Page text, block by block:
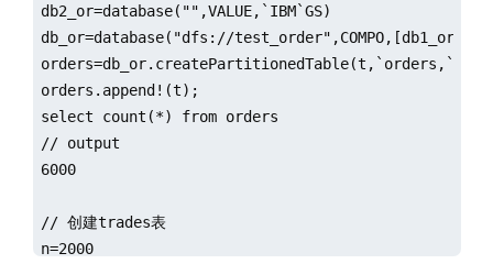
db2_or=database("",VALUE,`IBM`GS)
db_or=database("dfs://test_order",COMPO,[db1_or,
orders.append!(t);
select count(*) from orders
// output
6000
// 创建trades表
n=2000